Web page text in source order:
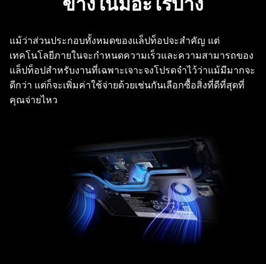
แม้ว่าส่วนประกอบทั้งหมดของแล็ปท็อปจะสำคัญ แต่
เทคโนโลยีภายในจะกำหนดความเร็วและความสามารถของ
แล็ปท็อปสำหรับงานที่เฉพาะเจาะจงโปรดจำไว้ว่าแม้มีมากจะ
ดีกว่า แต่ก็จะเพิ่มค่าใช้จ่ายด้วยเช่นกันเลือกซื้อสิ่งที่ดีที่สุดที่
คุณจ่ายไหว